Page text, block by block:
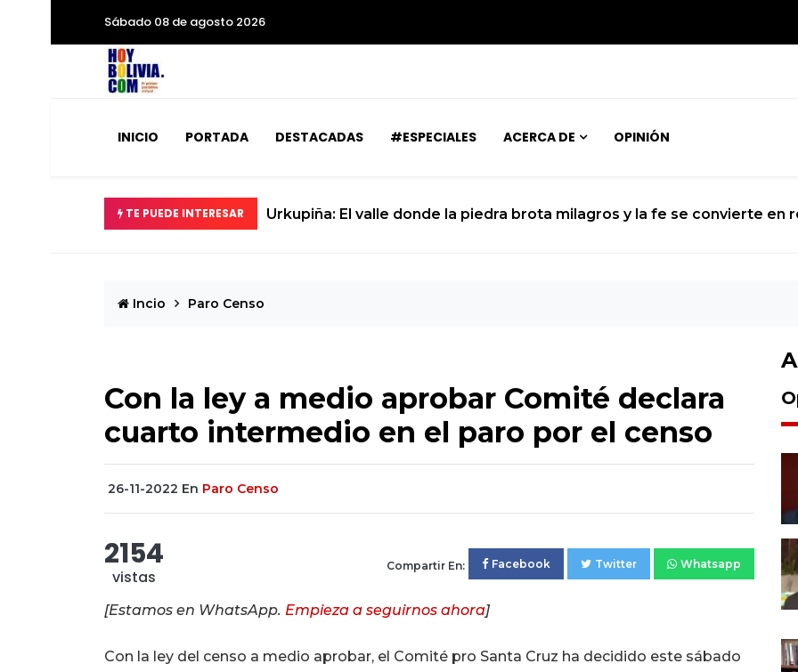
Sábado 08 de agosto 2026
INICIO PORTADA DESTACADAS #ESPECIALES ACERCA DE OPINIÓN
TE PUEDE INTERESAR Urkupiña: El valle donde la piedra brota milagros y la fe se convierte en
Incio Paro Censo
Con la ley a medio aprobar Comité declara
cuarto intermedio en el paro por el censo
26-11-2022 En Paro Censo
2154
vistas
Compartir En: Facebook Twitter Whatsapp
[Estamos en WhatsApp. Empieza a seguirnos ahora]
Con la ley del censo a medio aprobar, el Comité pro Santa Cruz ha decidido este sábado